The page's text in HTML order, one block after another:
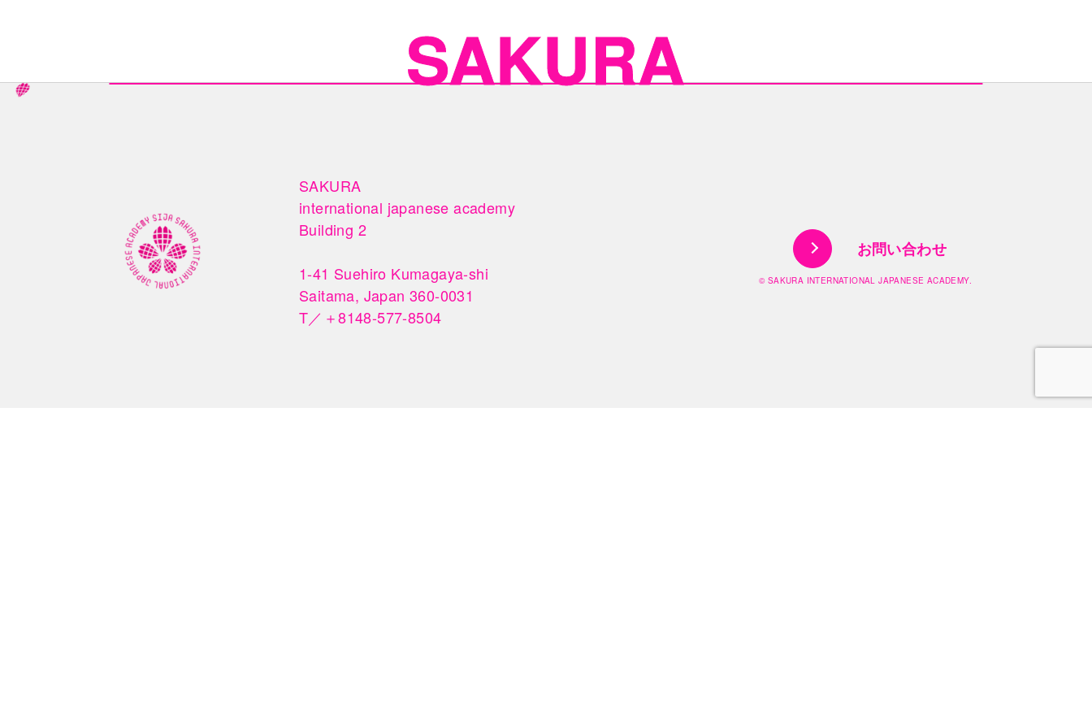
SAKURA
international japanese academy
Building 2
1-41 Suehiro Kumagaya-shi
Saitama, Japan 360-0031
T／＋8148-577-8504
お問い合わせ
© SAKURA INTERNATIONAL JAPANESE ACADEMY.